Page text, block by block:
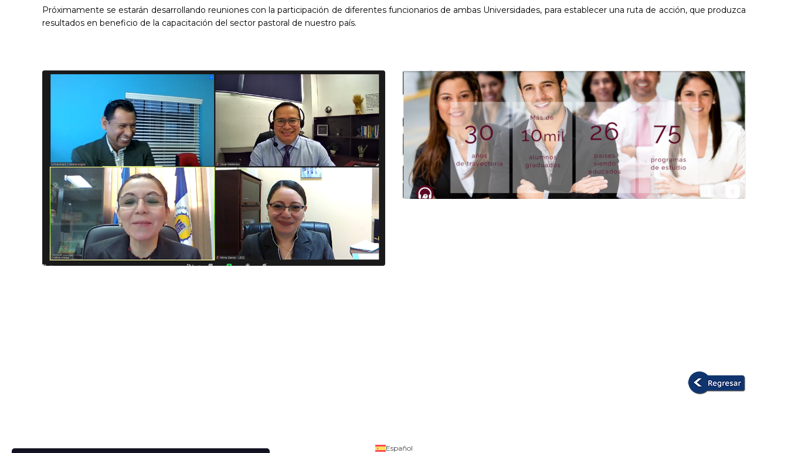
Próximamente se estarán desarrollando reuniones con la participación de diferentes funcionarios de ambas Universidades, para establecer una ruta de acción, que produzca
resultados en beneficio de la capacitación del sector pastoral de nuestro país.
Español